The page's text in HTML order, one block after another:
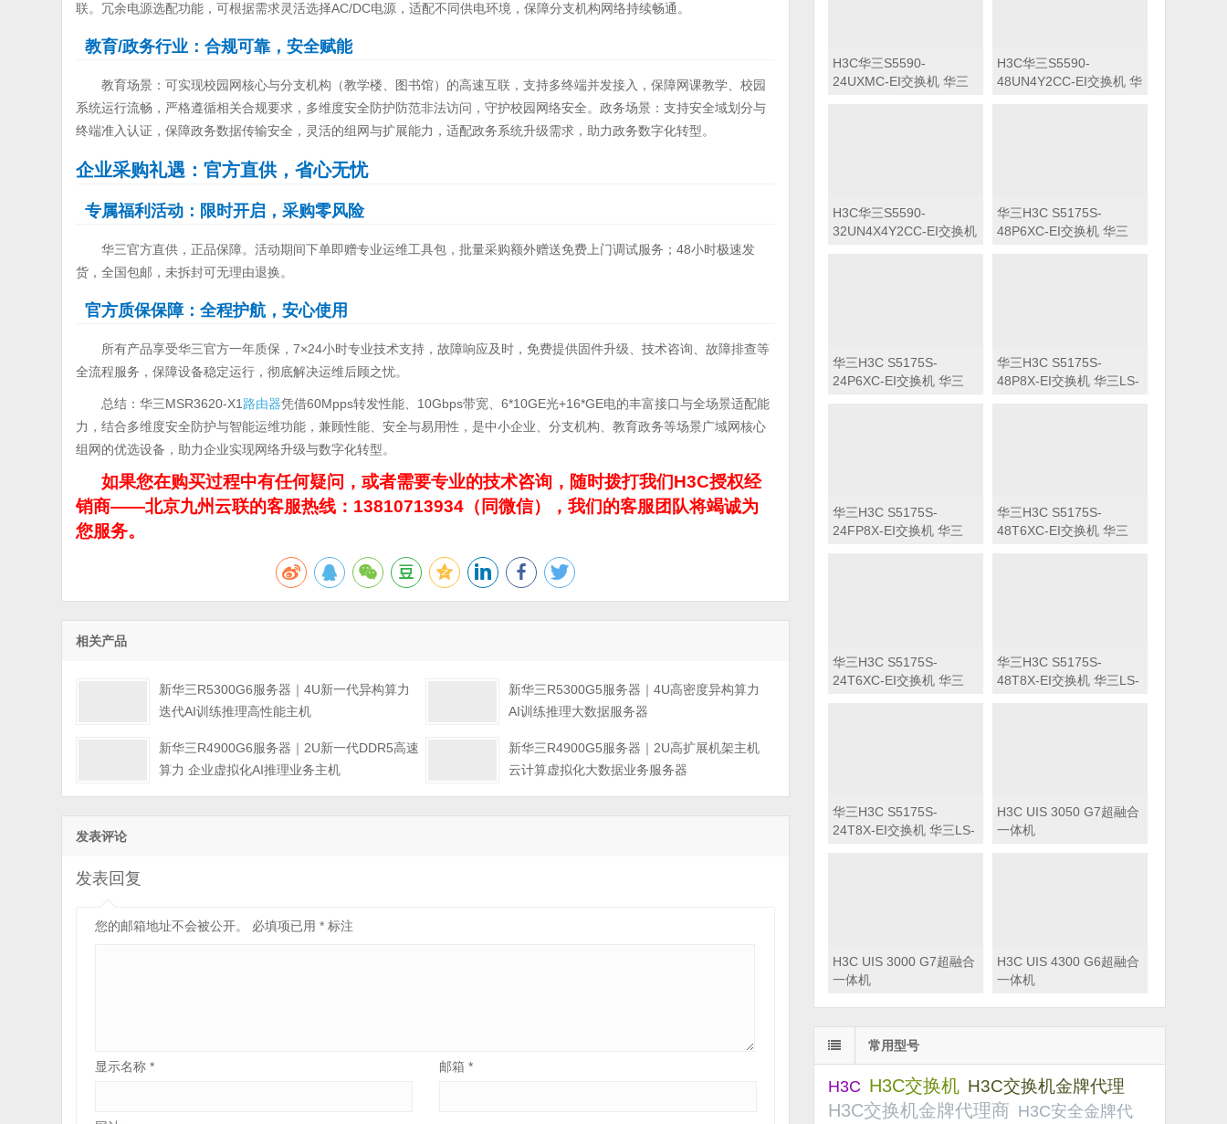
联。冗余电源选配功能，可根据需求灵活选择AC/DC电源，适配不同供电环境，保障分支机构网络持续畅通。
教育/政务行业：合规可靠，安全赋能
教育场景：可实现校园网核心与分支机构（教学楼、图书馆）的高速互联，支持多终端并发接入，保障网课教学、校园
系统运行流畅，严格遵循相关合规要求，多维度安全防护防范非法访问，守护校园网络安全。政务场景：支持安全域划分与
终端准入认证，保障政务数据传输安全，灵活的组网与扩展能力，适配政务系统升级需求，助力政务数字化转型。
企业采购礼遇：官方直供，省心无忧
专属福利活动：限时开启，采购零风险
华三官方直供，正品保障。活动期间下单即赠专业运维工具包，批量采购额外赠送免费上门调试服务；48小时极速发
货，全国包邮，未拆封可无理由退换。
官方质保保障：全程护航，安心使用
所有产品享受华三官方一年质保，7×24小时专业技术支持，故障响应及时，免费提供固件升级、技术咨询、故障排查等
全流程服务，保障设备稳定运行，彻底解决运维后顾之忧。
总结：华三MSR3620-X1路由器凭借60Mpps转发性能、10Gbps带宽、6*10GE光+16*GE电的丰富接口与全场景适配能
力，结合多维度安全防护与智能运维功能，兼顾性能、安全与易用性，是中小企业、分支机构、教育政务等场景广域网核心
组网的优选设备，助力企业实现网络升级与数字化转型。
如果您在购买过程中有任何疑问，或者需要专业的技术咨询，随时拨打我们H3C授权经
销商——北京九州云联的客服热线：13810713934（同微信），我们的客服团队将竭诚为
您服务。
相关产品
新华三R5300G6服务器｜4U新一代异构算力
迭代AI训练推理高性能主机
新华三R5300G5服务器｜4U高密度异构算力
AI训练推理大数据服务器
新华三R4900G6服务器｜2U新一代DDR5高速
算力 企业虚拟化AI推理业务主机
新华三R4900G5服务器｜2U高扩展机架主机
云计算虚拟化大数据业务服务器
发表评论
发表回复
您的邮箱地址不会被公开。 必填项已用* 标注
显示名称* 邮箱 *
H3C华三S5590-
24UXMC-EI交换机 华三
H3C华三S5590-
48UN4Y2CC-EI交换机 华
H3C华三S5590-
32UN4X4Y2CC-EI交换机
华三H3C S5175S-
48P6XC-EI交换机 华三
华三H3C S5175S-
24P6XC-EI交换机 华三
华三H3C S5175S-
48P8X-EI交换机 华三LS-
华三H3C S5175S-
24FP8X-EI交换机 华三
华三H3C S5175S-
48T6XC-EI交换机 华三
华三H3C S5175S-
24T6XC-EI交换机 华三
华三H3C S5175S-
48T8X-EI交换机 华三LS-
华三H3C S5175S-
24T8X-EI交换机 华三LS-
H3C UIS 3050 G7超融合
一体机
H3C UIS 3000 G7超融合
一体机
H3C UIS 4300 G6超融合
一体机
常用型号
H3C H3C交换机 H3C交换机金牌代理
H3C交换机金牌代理商 H3C安全金牌代